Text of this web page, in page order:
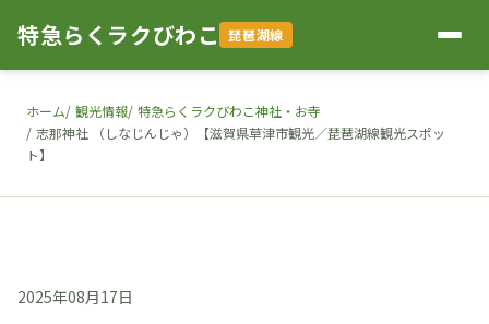
特急らくラクびわこ 琵琶湖線
ホーム 観光情報 特急らくラクびわこ神社・お寺
志那神社 （しなじんじゃ）【滋賀県草津市観光／琵琶湖線観光スポッ
ト】
2025年08月17日